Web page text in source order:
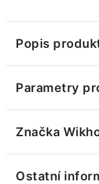
Popis
Parametry
Značka
Ostatní